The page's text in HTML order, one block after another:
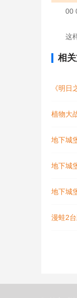
00
这
相
《明
植物大
地下城
地下城
地下城
漫蛙2